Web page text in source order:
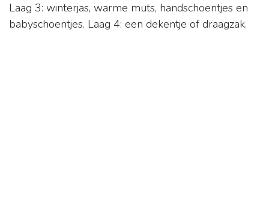
Laag 3: winterjas, warme muts, handschoentjes en
babyschoentjes. Laag 4: een dekentje of draagzak.